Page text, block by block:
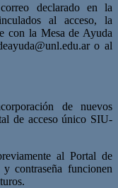
declarado en la
al acceso, la
con la Mesa de Ayuda
o al
de nuevos
de acceso único SIU-
al Portal de
contraseña funcionen